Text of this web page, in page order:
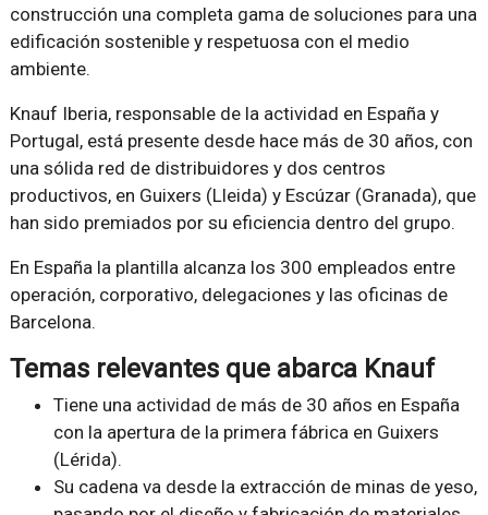
construcción una completa gama de soluciones para una
edificación sostenible y respetuosa con el medio
ambiente.
Knauf Iberia, responsable de la actividad en España y
Portugal, está presente desde hace más de 30 años, con
una sólida red de distribuidores y dos centros
productivos, en Guixers (Lleida) y Escúzar (Granada), que
han sido premiados por su eficiencia dentro del grupo.
En España la plantilla alcanza los 300 empleados entre
operación, corporativo, delegaciones y las oficinas de
Barcelona.
Temas relevantes que abarca Knauf
Tiene una actividad de más de 30 años en España
con la apertura de la primera fábrica en Guixers
(Lérida).
Su cadena va desde la extracción de minas de yeso,